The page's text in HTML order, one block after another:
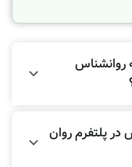
چه
تراپیست تنها مختص
متخصص سلامت
استفاده
منطقی محض متمرکز
این دو دنیا پیدا
روانشناس
در پلتفرم روان